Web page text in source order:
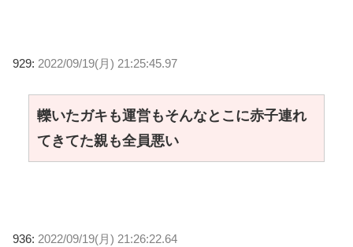
929: 2022/09/19(月) 21:25:45.97
轢いたガキも運営もそんなとこに赤子連れ
てきてた親も全員悪い
936: 2022/09/19(月) 21:26:22.64